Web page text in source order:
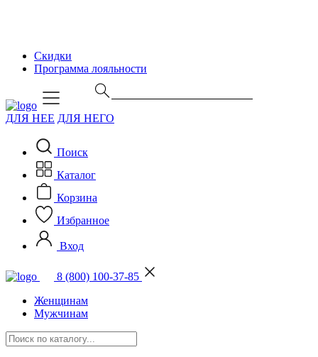
Скидки
Программа лояльности
ДЛЯ НЕЕ ДЛЯ НЕГО
Поиск
Каталог
Корзина
Избранное
Вход
8 (800) 100-37-85
Женщинам
Мужчинам